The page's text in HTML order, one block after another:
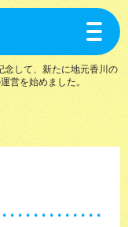
toggle
念して、新たに地元香川の
営を始めました。